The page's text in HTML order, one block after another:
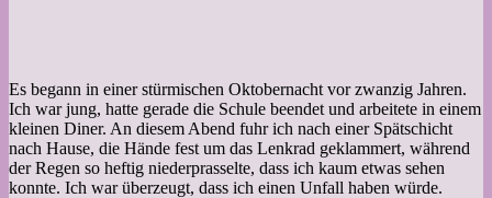
Es begann in einer stürmischen Oktobernacht vor zwanzig Jahren.
Ich war jung, hatte gerade die Schule beendet und arbeitete in einem
kleinen Diner. An diesem Abend fuhr ich nach einer Spätschicht
nach Hause, die Hände fest um das Lenkrad geklammert, während
der Regen so heftig niederprasselte, dass ich kaum etwas sehen
konnte. Ich war überzeugt, dass ich einen Unfall haben würde.